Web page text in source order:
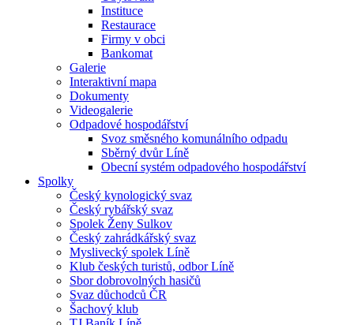
Instituce
Restaurace
Firmy v obci
Bankomat
Galerie
Interaktivní mapa
Dokumenty
Videogalerie
Odpadové hospodářství
Svoz směsného komunálního odpadu
Sběrný dvůr Líně
Obecní systém odpadového hospodářství
Spolky
Český kynologický svaz
Český rybářský svaz
Spolek Ženy Sulkov
Český zahrádkářský svaz
Myslivecký spolek Líně
Klub českých turistů, odbor Líně
Sbor dobrovolných hasičů
Svaz důchodců ČR
Šachový klub